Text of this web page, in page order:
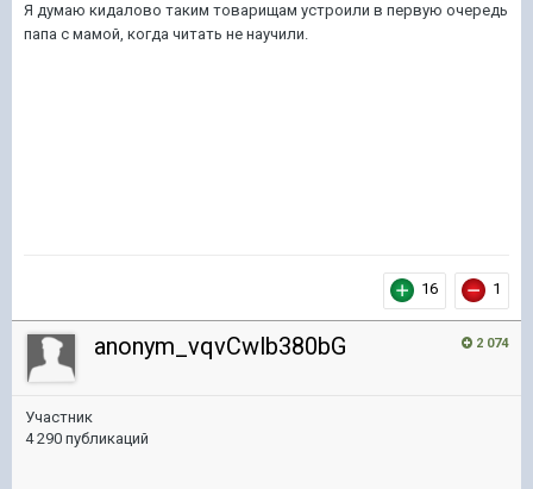
Я думаю кидалово таким товарищам устроили в первую очередь
папа с мамой, когда читать не научили.
16 1
2 074
anonym_vqvCwlb380bG
Участник
4 290 публикаций